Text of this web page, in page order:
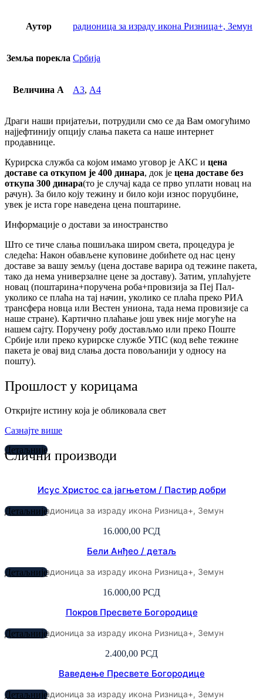
Аутор радионица за израду икона Ризница+, Земун
Земља порекла Србија
Величина А А3, А4
Драги наши пријатељи, потрудили смо се да Вам омогућимо
најјефтинију опцију слања пакета са наше интернет
продавнице.
Курирска служба са којом имамо уговор је АКС и цена
доставе са откупом је 400 динара, док је цена доставе без
откупа 300 динара(то је случај када се прво уплати новац на
рачун). За било коју тежину и било који износ поруџбине,
увек је иста горе наведена цена поштарине.
Информације о достави за иностранство
Што се тиче слања пошиљака широм света, процедура је
следећа: Након обављене куповине добићете од нас цену
доставе за вашу земљу (цена доставе варира од тежине пакета,
тако да нема универзалне цене за доставу). Затим, уплаћујете
новац (поштарина+поручена роба+провизија за Пеј Пал-
уколико се плаћа на тај начин, уколико се плаћа преко РИА
трансфера новца или Вестен униона, тада нема провизије са
наше стране). Картично плаћање још увек није могуће на
нашем сајту. Поручену робу достављмо или преко Поште
Србије или преко курирске службе УПС (код веће тежине
пакета је овај вид слања доста повољанији у односу на
пошту).
Прошлост у корицама
Откријте истину која је обликовала свет
Сазнајте више
Слични производи
Детаљније
Исус Христос са јагњетом / Пастир добри
радионица за израду икона Ризница+, Земун
16.000,00 РСД
Детаљније
Бели Анђео / детаљ
радионица за израду икона Ризница+, Земун
16.000,00 РСД
Детаљније
Покров Пресвете Богородице
радионица за израду икона Ризница+, Земун
2.400,00 РСД
Детаљније
Ваведење Пресвете Богородице
радионица за израду икона Ризница+, Земун
Детаљније